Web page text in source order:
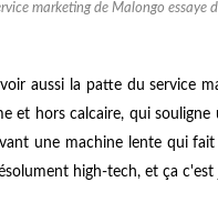
marketing de Malongo essaye
aussi la patte du service
et hors calcaire, qui
une machine lente qui
high-tech, et ça